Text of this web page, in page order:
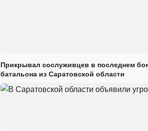
Прикрывал сослуживцев в последнем
батальона из Саратовской области